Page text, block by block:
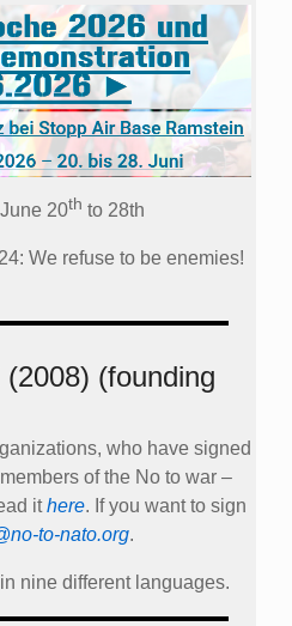
20th to 28th
We refuse to be enemies!
(founding
who have signed
of the No to war –
ithere. If you want to sign
to-nato.org.
nine different languages.